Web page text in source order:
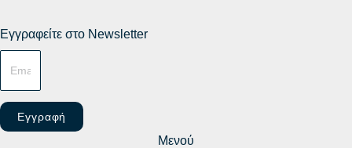
Εγγραφείτε στο Newsletter
Εγγραφή
Μενού